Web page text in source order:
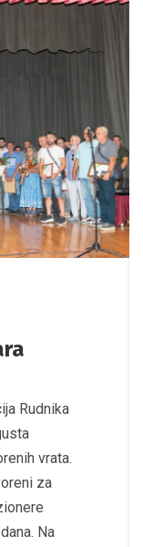
Rudnika
vrata.
za
Na